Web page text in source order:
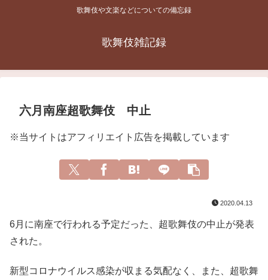
歌舞伎や文楽などについての備忘録
歌舞伎雑記録
六月南座超歌舞伎 中止
※当サイトはアフィリエイト広告を掲載しています
2020.04.13
6月に南座で行われる予定だった、超歌舞伎の中止が発表
された。
新型コロナウイルス感染が収まる気配なく、また、超歌舞